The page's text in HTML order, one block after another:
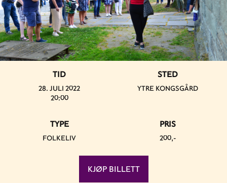
TID
28. JULI 2022
20:00
STED
YTRE KONGSGÅRD
TYPE
FOLKELIV
PRIS
200,-
KJØP BILLETT